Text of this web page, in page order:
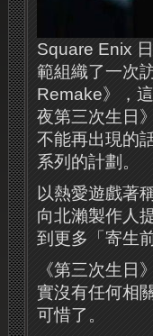
Square Enix
範組織了一次
Remake》，
夜第三次生日
不能再出現的
系列的計劃。
以熱愛遊戲著
向北瀨製作人
到更多「寄生
《第三次生日
實沒有任何相
可惜了。